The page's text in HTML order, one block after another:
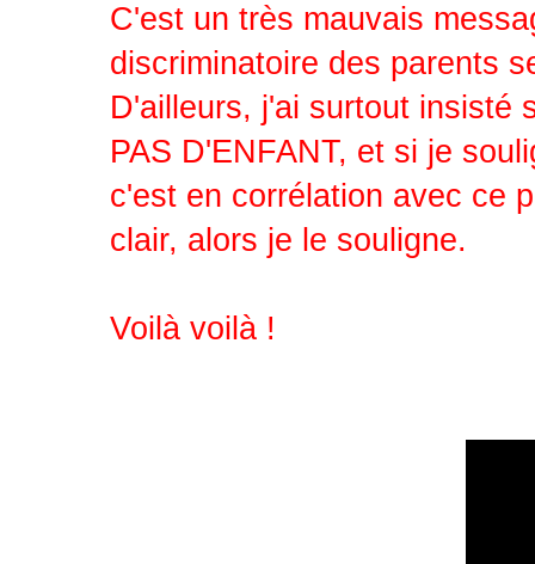
C'est un très mauvais
discriminatoire des parents
D'ailleurs, j'ai surtout insisté
PAS D'ENFANT, et si je
c'est en corrélation avec ce
clair, alors je le souligne.
Voilà voilà !